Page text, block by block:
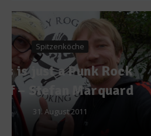
Gastro &
Duomo –
hinterm
21.